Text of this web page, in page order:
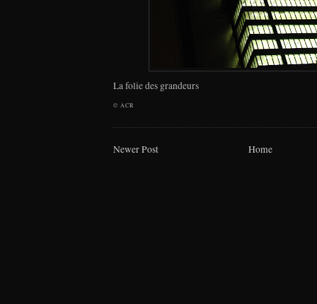
La folie des grandeurs
© ACR
Newer Post Home